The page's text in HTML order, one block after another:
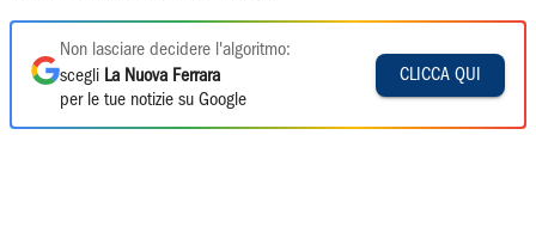
Non lasciare decidere l'algoritmo:
scegli La Nuova Ferrara
per le tue notizie su Google
CLICCA QUI